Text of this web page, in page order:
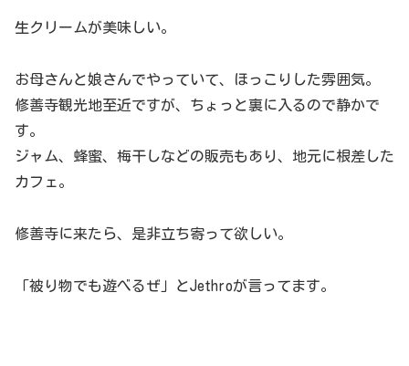
生クリームが美味しい。
お母さんと娘さんでやっていて、ほっこりした雰囲気。
修善寺観光地至近ですが、ちょっと裏に入るので静かで
す。
ジャム、蜂蜜、梅干しなどの販売もあり、地元に根差した
カフェ。
修善寺に来たら、是非立ち寄って欲しい。
「被り物でも遊べるぜ」とJethroが言ってます。